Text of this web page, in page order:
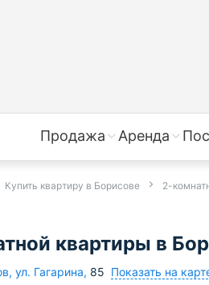
Продажа Аренда
Купить квартиру в Борисове 2-
квартиры в
, ул. Гагарина, 85 Показать на